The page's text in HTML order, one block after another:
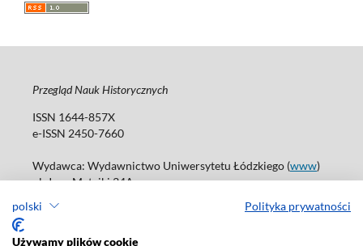
polski Polityka prywatności
Używamy plików cookie
Przegląd Nauk Historycznych
ISSN 1644-857X
e-ISSN 2450-7660
Wydawca: Wydawnictwo Uniwersytetu Łódzkiego (www)
ul. Jana Matejki 34A
Tel.: 42 235 01 65, fax: 42 66 55 86